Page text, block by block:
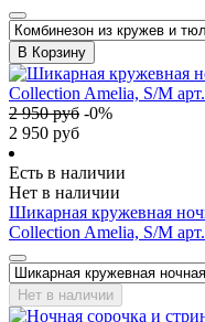
В Корзину
2 950руб -0%
2 950 руб
Есть в наличии
Нет в наличии
Шикарная кружевная
Collection Amelia, S/M
Нет в наличии